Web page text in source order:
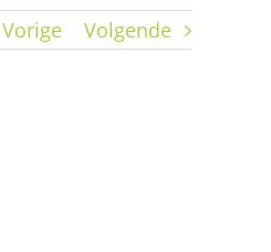
Vorige Volgende